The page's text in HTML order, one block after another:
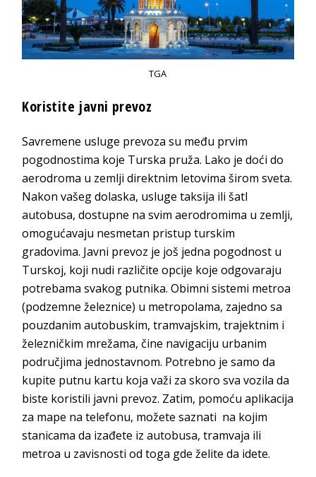
TGA
Koristite javni prevoz
Savremene usluge prevoza su među prvim
pogodnostima koje Turska pruža. Lako je doći do
aerodroma u zemlji direktnim letovima širom sveta.
Nakon vašeg dolaska, usluge taksija ili šatl
autobusa, dostupne na svim aerodromima u zemlji,
omogućavaju nesmetan pristup turskim
gradovima. Javni prevoz je još jedna pogodnost u
Turskoj, koji nudi različite opcije koje odgovaraju
potrebama svakog putnika. Obimni sistemi metroa
(podzemne železnice) u metropolama, zajedno sa
pouzdanim autobuskim, tramvajskim, trajektnim i
železničkim mrežama, čine navigaciju urbanim
područjima jednostavnom. Potrebno je samo da
kupite putnu kartu koja važi za skoro sva vozila da
biste koristili javni prevoz. Zatim, pomoću aplikacija
za mape na telefonu, možete saznati na kojim
stanicama da izađete iz autobusa, tramvaja ili
metroa u zavisnosti od toga gde želite da idete.